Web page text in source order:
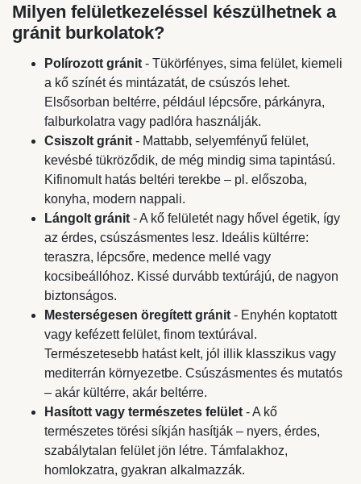
Milyen felületkezeléssel készülhetnek a
gránit burkolatok?
Polírozott gránit - Tükörfényes, sima felület, kiemeli
a kő színét és mintázatát, de csúszós lehet.
Elsősorban beltérre, például lépcsőre, párkányra,
falburkolatra vagy padlóra használják.
Csiszolt gránit - Mattabb, selyemfényű felület,
kevésbé tükröződik, de még mindig sima tapintású.
Kifinomult hatás beltéri terekbe – pl. előszoba,
konyha, modern nappali.
Lángolt gránit - A kő felületét nagy hővel égetik, így
az érdes, csúszásmentes lesz. Ideális kültérre:
teraszra, lépcsőre, medence mellé vagy
kocsibeállóhoz. Kissé durvább textúrájú, de nagyon
biztonságos.
Mesterségesen öregített gránit - Enyhén koptatott
vagy kefézett felület, finom textúrával.
Természetesebb hatást kelt, jól illik klasszikus vagy
mediterrán környezetbe. Csúszásmentes és mutatós
– akár kültérre, akár beltérre.
Hasított vagy természetes felület - A kő
természetes törési síkján hasítják – nyers, érdes,
szabálytalan felület jön létre. Támfalakhoz,
homlokzatra, gyakran alkalmazzák.